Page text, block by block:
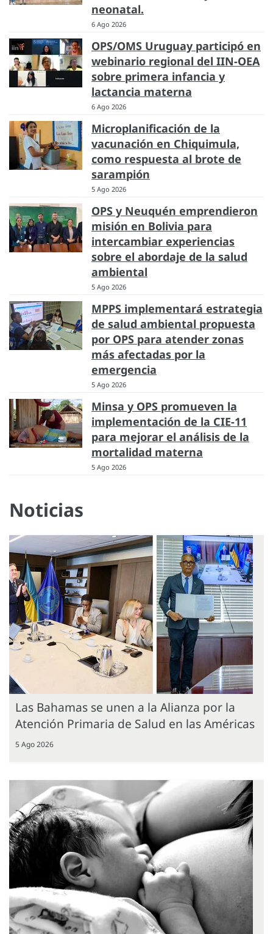
neonatal.
6 Ago 2026
OPS/OMS Uruguay participó en
webinario regional del IIN-OEA
sobre primera infancia y
lactancia materna
6 Ago 2026
Microplanificación de la
vacunación en Chiquimula,
como respuesta al brote de
sarampión
5 Ago 2026
OPS y Neuquén emprendieron
misión en Bolivia para
intercambiar experiencias
sobre el abordaje de la salud
ambiental
5 Ago 2026
MPPS implementará estrategia
de salud ambiental propuesta
por OPS para atender zonas
más afectadas por la
emergencia
5 Ago 2026
Minsa y OPS promueven la
implementación de la CIE-11
para mejorar el análisis de la
mortalidad materna
5 Ago 2026
Noticias
Las Bahamas se unen a la Alianza por la
Atención Primaria de Salud en las Américas
5 Ago 2026